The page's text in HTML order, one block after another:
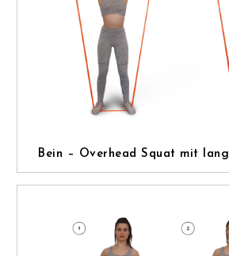
Bein – Overhead Squat mit